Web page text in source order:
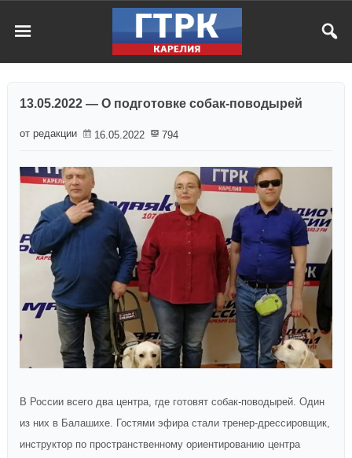
13.05.2022 — О подготовке собак-поводырей
от редакции 16.05.2022 794
В России всего два центра, где готовят собак-поводырей. Один
из них в Балашихе. Гостями эфира стали тренер-дрессировщик,
инструктор по пространственному ориентированию центра